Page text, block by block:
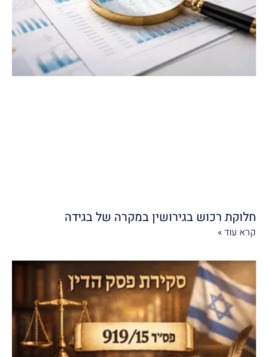
חלוקת רכוש בגירושין במקרה של בגידה
קרא עוד »